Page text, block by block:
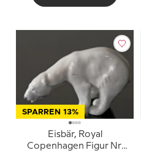
SPARREN 13%
Eisbär, Royal
Copenhagen Figur Nr.